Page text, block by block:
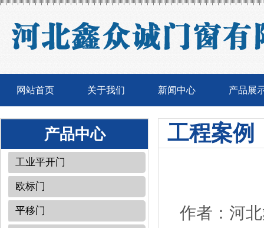
网站首页 关于我们 新闻中心 产品展
产品中心
工业平开门
欧标门
平移门
工程案例
作者：河